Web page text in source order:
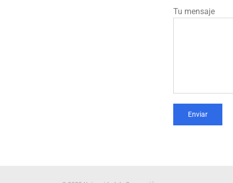
Tu mensaje